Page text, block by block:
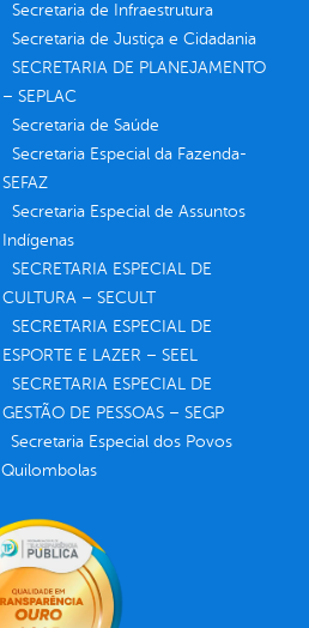
Secretaria de Infraestrutura
Secretaria de Justiça e Cidadania
SECRETARIA DE PLANEJAMENTO
– SEPLAC
Secretaria de Saúde
Secretaria Especial da Fazenda-
SEFAZ
Secretaria Especial de Assuntos
Indígenas
SECRETARIA ESPECIAL DE
CULTURA – SECULT
SECRETARIA ESPECIAL DE
ESPORTE E LAZER – SEEL
SECRETARIA ESPECIAL DE
GESTÃO DE PESSOAS – SEGP
Secretaria Especial dos Povos
Quilombolas